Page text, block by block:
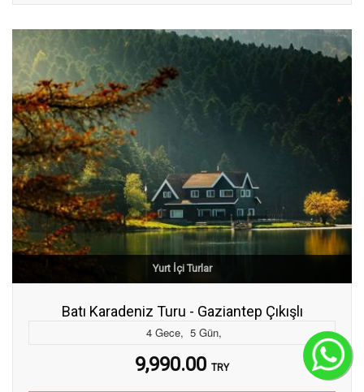
Yurt İçi Turlar
Batı Karadeniz Turu - Gaziantep Çıkışlı
4 Gece, 5 Gün,
9,990.00 TRY
C